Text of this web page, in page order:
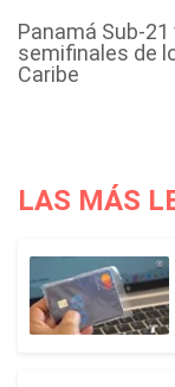
Panamá Sub-
semifinales de
Caribe
LAS MÁS